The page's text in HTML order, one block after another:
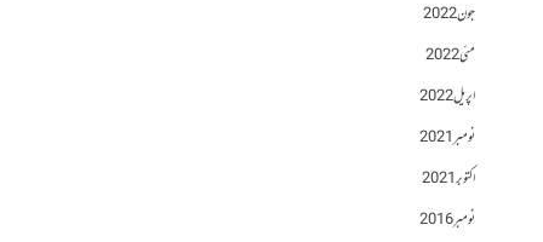
جون 2022
مئی 2022
اپریل 2022
نومبر 2021
اکتوبر 2021
نومبر 2016